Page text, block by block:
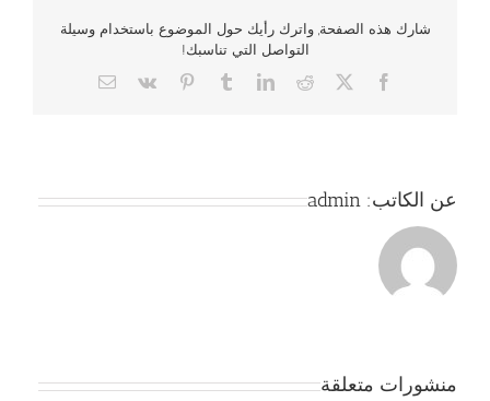
شارك هذه الصفحة, واترك رأيك حول الموضوع باستخدام وسيلة
التواصل التي تناسبك!
Facebook
X
Reddit
LinkedIn
Tumblr
Pinterest
Vk
Email
عن الكاتب: admin
منشورات متعلقة